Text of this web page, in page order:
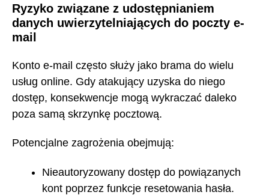
Ryzyko związane z udostępnianiem
danych uwierzytelniających do poczty e-
mail
Konto e-mail często służy jako brama do wielu
usług online. Gdy atakujący uzyska do niego
dostęp, konsekwencje mogą wykraczać daleko
poza samą skrzynkę pocztową.
Potencjalne zagrożenia obejmują:
Nieautoryzowany dostęp do powiązanych
kont poprzez funkcje resetowania hasła.